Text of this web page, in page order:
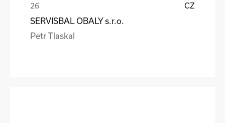
CZ
SERVISBAL OBALY s.r.o.
Petr Tlaskal